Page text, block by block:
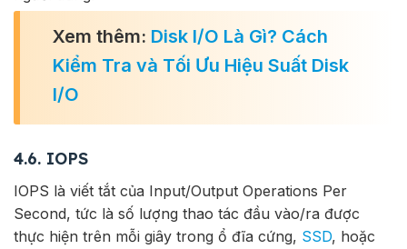
Xem thêm: Disk I/O Là Gì? Cách
Kiểm Tra và Tối Ưu Hiệu Suất Disk
I/O
4.6. IOPS
IOPS là viết tắt của Input/Output Operations Per
Second, tức là số lượng thao tác đầu vào/ra được
thực hiện trên mỗi giây trong ổ đĩa cứng, SSD, hoặc